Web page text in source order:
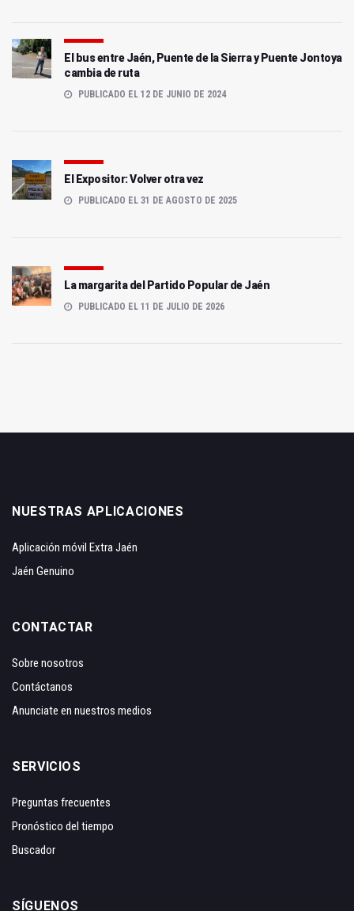
El bus entre Jaén, Puente de la Sierra y Puente Jontoya
cambia de ruta
PUBLICADO EL 12 DE JUNIO DE 2024
El Expositor: Volver otra vez
PUBLICADO EL 31 DE AGOSTO DE 2025
La margarita del Partido Popular de Jaén
PUBLICADO EL 11 DE JULIO DE 2026
NUESTRAS APLICACIONES
Aplicación móvil Extra Jaén
Jaén Genuino
CONTACTAR
Sobre nosotros
Contáctanos
Anunciate en nuestros medios
SERVICIOS
Preguntas frecuentes
Pronóstico del tiempo
Buscador
SÍGUENOS